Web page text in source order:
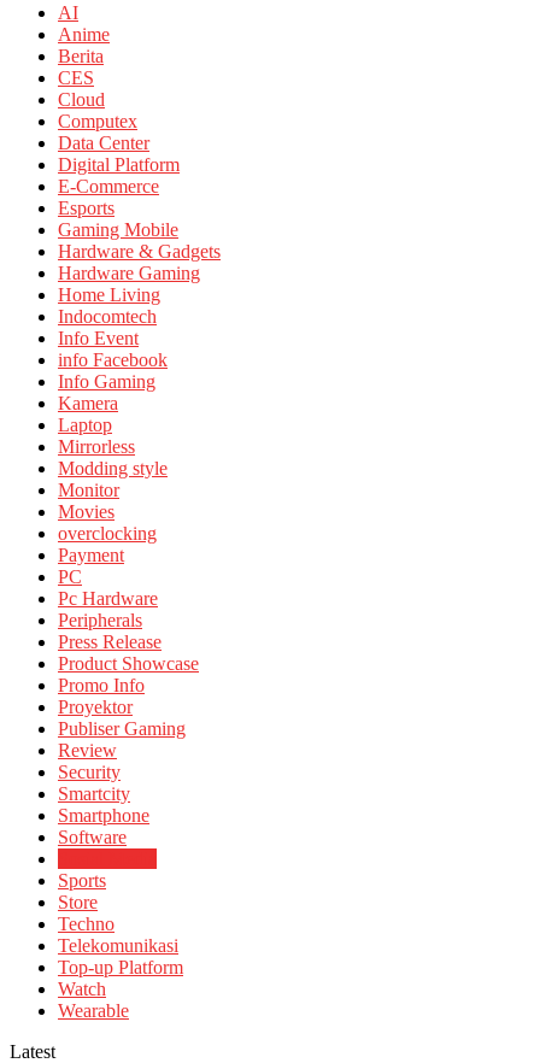
AI
Anime
Berita
CES
Cloud
Computex
Data Center
Digital Platform
E-Commerce
Esports
Gaming Mobile
Hardware & Gadgets
Hardware Gaming
Home Living
Indocomtech
Info Event
info Facebook
Info Gaming
Kamera
Laptop
Mirrorless
Modding style
Monitor
Movies
overclocking
Payment
PC
Pc Hardware
Peripherals
Press Release
Product Showcase
Promo Info
Proyektor
Publiser Gaming
Review
Security
Smartcity
Smartphone
Software
Sports
Store
Techno
Telekomunikasi
Top-up Platform
Watch
Wearable
Latest